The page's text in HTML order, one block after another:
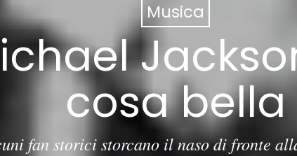
Musica
cosa bella
fan storici storcano il naso di fronte